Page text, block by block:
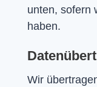
unten, sofern
haben.
Wir